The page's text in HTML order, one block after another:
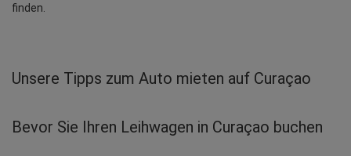
finden.
Unsere Tipps zum Auto mieten auf Curaçao
Bevor Sie Ihren Leihwagen in Curaçao buchen